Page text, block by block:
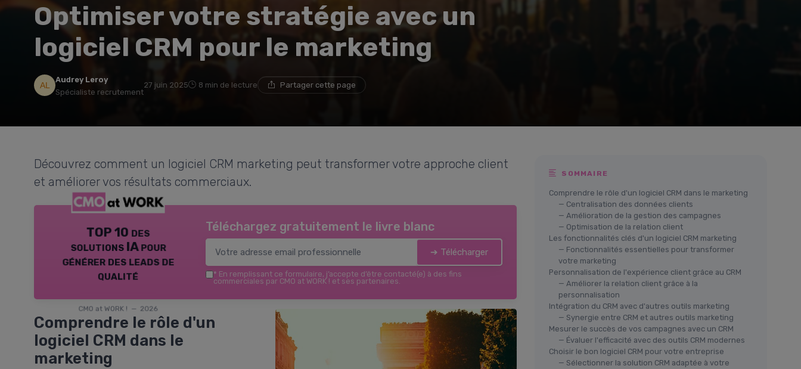
Optimiser votre stratégie avec un
logiciel CRM pour le marketing
Audrey Leroy
Spécialiste recrutement
27 juin 2025 8 min de lecture Partager cette page
Découvrez comment un logiciel CRM marketing peut transformer votre approche client
et améliorer vos résultats commerciaux.
TOP 10 des
solutions IA pour
générer des leads de
qualité
CMO at WORK ! — 2026
Téléchargez gratuitement le livre blanc
➔ Télécharger
* En remplissant ce formulaire, j’accepte d’être contacté(e) à des fins
commerciales par CMO at WORK ! et ses partenaires.
Comprendre le rôle d'un
logiciel CRM dans le
marketing
SOMMAIRE
Comprendre le rôle d'un logiciel CRM dans le marketing
— Centralisation des données clients
— Amélioration de la gestion des campagnes
— Optimisation de la relation client
Les fonctionnalités clés d'un logiciel CRM marketing
— Fonctionnalités essentielles pour transformer
votre marketing
Personnalisation de l'expérience client grâce au CRM
— Améliorer la relation client grâce à la
personnalisation
Intégration du CRM avec d'autres outils marketing
— Synergie entre CRM et autres outils marketing
Mesurer le succès de vos campagnes avec un CRM
— Évaluer l'efficacité avec des outils CRM modernes
Choisir le bon logiciel CRM pour votre entreprise
— Sélectionner la solution CRM adaptée à votre